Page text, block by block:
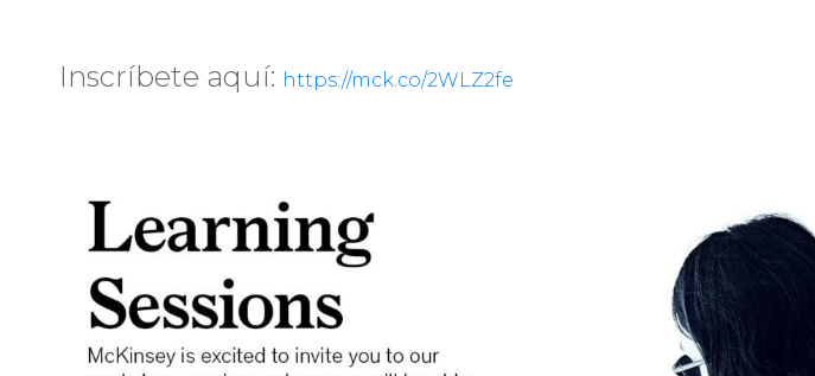
Inscríbete aquí: https://mck.co/2WLZ2fe